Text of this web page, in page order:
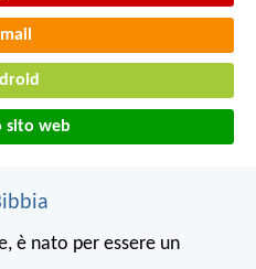
sito web
è nato per essere un